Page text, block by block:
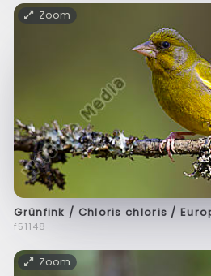
Zoom
Grünfink / Chloris chloris /
f51148
Zoom